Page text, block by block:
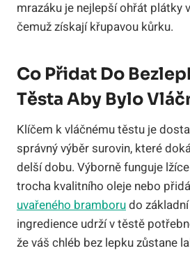
mrazáku je nejlepší ohřát plátky
čemuž získají křupavou kůrku.
Co Přidat Do
Těsta Aby Bylo
Klíčem k vláčnému těstu je
správný výběr surovin, které
delší dobu. Výborně funguje
trocha kvalitního oleje nebo
uvařeného bramborudo
ingredience udrží v těstě
že váš chléb bez lepku zůstane